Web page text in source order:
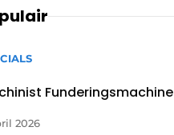
Funderingsmachine
2026